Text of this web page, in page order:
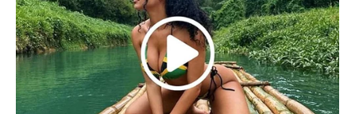
Suka makan sushi dari Sugarfish.
Kesenangan bersalahnya adalah menonton video Emma
Chamberlain dan juga Trisha Paytas sampai lupa waktu.
Hewan favoritnya adalah singa.